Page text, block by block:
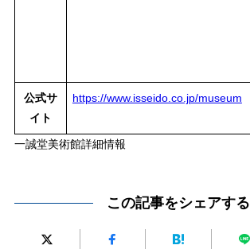
公式サ
イト
https://www.isseido.co.jp/museum
一誠堂美術館詳細情報
この記事をシェアする